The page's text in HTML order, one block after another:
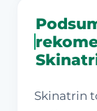
Skinatrin